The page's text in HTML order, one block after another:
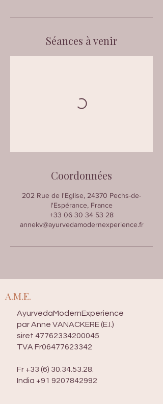
Séances à venir
Coordonnées
202 Rue de l'Eglise, 24370 Pechs-de-
l'Espérance, France
+33 06 30 34 53 28
annekv@ayurvedamodernexperience.fr
A.M.E.
AyurvedaModernExperience
par Anne VANACKERE (E.I.)
​siret 47762334200045
TVA Fr06477623342
Fr +33 (6) 30.34.53.28
India +91 9207842992